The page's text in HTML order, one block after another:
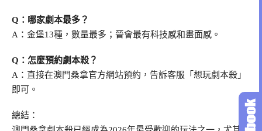
Q：哪家劇本最多？
A：金堡13種，數量最多；晉會最有科技感和畫面感。
Q：怎麼預約劇本殺？
A：直接在澳門桑拿官方網站預約，告訴客服「想玩劇本殺」
即可。
總結：